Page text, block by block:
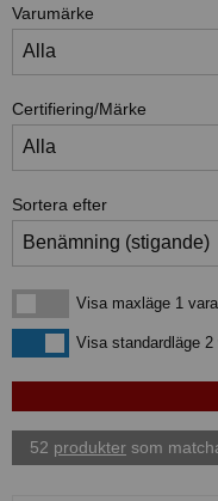
Varumärke
Certifiering/Märke
Sortera efter
Visa maxläge 1 vara/rad
Visa maxläge 1
Visa standardlägeVisa standardläge 2
52 produkter som